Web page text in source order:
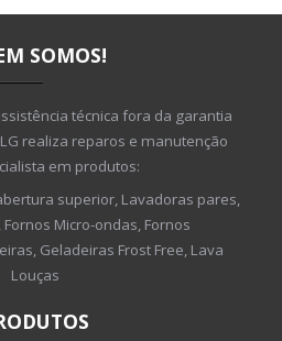
SOMOS!
técnica fora da garantia
realiza reparos e manutenção
em produtos:
superior, Lavadoras pares,
Micro-ondas, Fornos
Geladeiras Frost Free, Lava
Louças